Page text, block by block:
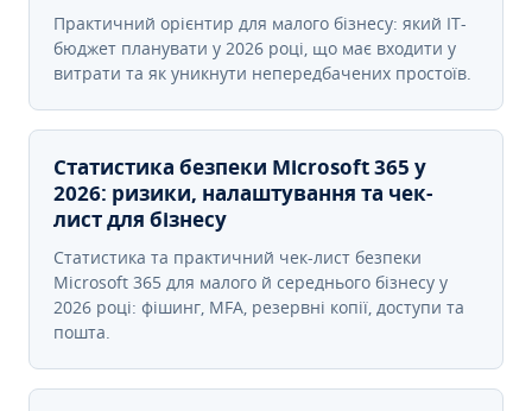
Практичний орієнтир для малого бізнесу: який IT-
бюджет планувати у 2026 році, що має входити у
витрати та як уникнути непередбачених простоїв.
Статистика безпеки Microsoft 365 у
2026: ризики, налаштування та чек-
лист для бізнесу
Статистика та практичний чек-лист безпеки
Microsoft 365 для малого й середнього бізнесу у
2026 році: фішинг, MFA, резервні копії, доступи та
пошта.